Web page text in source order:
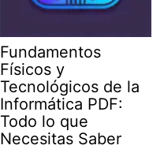
Fundamentos
Físicos y
Tecnológicos de la
Informática PDF:
Todo lo que
Necesitas Saber